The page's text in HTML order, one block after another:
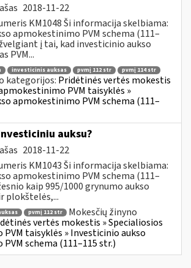
2018-11-22
KM1048 Ši informacija skelbiama:
apmokestinimo PVM schema (111–
į tai, kad investicinio aukso
PVM...
investicinis auksas pvmį 112 str pvmį 114 str
kategorijos: Pridėtinės vertės mokestis
PVM taisyklės »
apmokestinimo PVM schema (111–
auksu?
2018-11-22
KM1043 Ši informacija skelbiama:
apmokestinimo PVM schema (111–
kaip 995/1000 grynumo aukso
plokštelės,...
pvmį 112 str
Mokesčių žinyno
vertės mokestis » Specialiosios
taisyklės » Investicinio aukso
schema (111–115 str.)